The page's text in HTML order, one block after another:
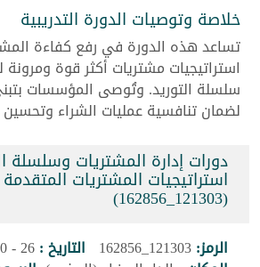
خلاصة وتوصيات الدورة التدريبية
تساعد هذه الدورة في رفع كفاءة
استراتيجيات مشتريات أكثر قوة
سلسلة التوريد. وتُوصى المؤسسات
لضمان تنافسية عمليات الشراء وتحسين
دورات إدارة المشتريات وسلسلة
استراتيجيات المشتريات المتقدمة
(121303_162856)
الرمز:121303_162856 التاريخ :26 - 30 ابريل 2027